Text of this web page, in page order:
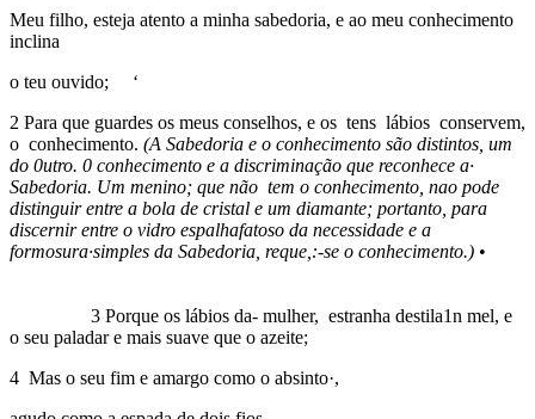
Meu filho, esteja atento a minha sabedoria, e ao meu conhecimento
inclina
o teu ouvido; ‘
2 Para que guardes os meus conselhos, e os tens lábios conservem,
o conhecimento. (A Sabedoria e o conhecimento são distintos, um
do 0utro. 0 conhecimento e a discriminação que reconhece a·
Sabedoria. Um menino; que não tem o conhecimento, nao pode
distinguirentre a bola de cristal e um diamante; portanto, para
discernir entre o vidro espalhafatoso da necessidade e a
formosura·simples da Sabedoria, reque,:-se o conhecimento.) •
3 Porque os lábios da- mulher, estranha destila1n mel, e
o seu paladar e mais suave que o azeite;
4 Mas o seu fim e amargo como o absinto·,